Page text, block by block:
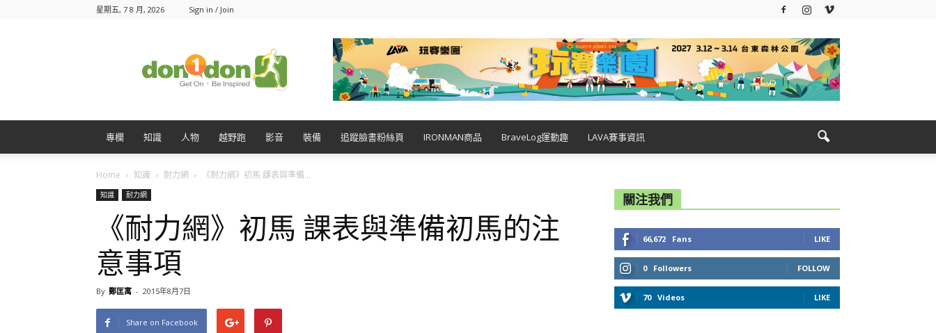
星期五, 7 8 月, 2026 Sign in / Join
專欄 知識 人物 越野跑 影音 裝備 追蹤臉書粉絲頁 IRONMAN商品 BraveLog運動趣 LAVA賽事資訊
Home 知識 耐力網 《耐力網》初馬 課表與準備...
知識 耐力網
《耐力網》初馬 課表與準備初馬的注
意事項
By 鄭匡寓 - 2015年8月7日
Share on Facebook
關注我們
66,672 Fans LIKE
0 Followers FOLLOW
70 Videos LIKE